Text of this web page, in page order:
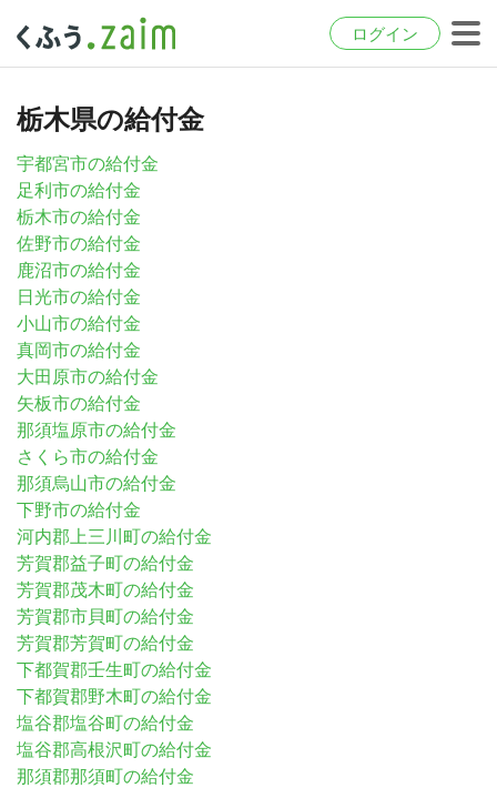
ログイン
栃木県の給付金
宇都宮市の給付金
足利市の給付金
栃木市の給付金
佐野市の給付金
鹿沼市の給付金
日光市の給付金
小山市の給付金
真岡市の給付金
大田原市の給付金
矢板市の給付金
那須塩原市の給付金
さくら市の給付金
那須烏山市の給付金
下野市の給付金
河内郡上三川町の給付金
芳賀郡益子町の給付金
芳賀郡茂木町の給付金
芳賀郡市貝町の給付金
芳賀郡芳賀町の給付金
下都賀郡壬生町の給付金
下都賀郡野木町の給付金
塩谷郡塩谷町の給付金
塩谷郡高根沢町の給付金
那須郡那須町の給付金